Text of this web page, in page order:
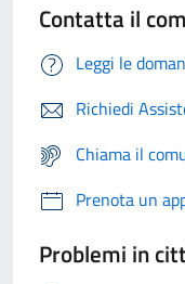
Contatta il
Leggi le
Richiedi
Chiama il
Prenota un
Problemi in